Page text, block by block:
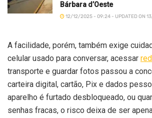
Bárbara d’Oeste
12/12/2025 - 09:24 - UPDATED ON
A facilidade, porém, também exige
celular usado para conversar, acessar
transporte e guardar fotos passou a
carteira digital, cartão, Pix e dados
aparelho é furtado desbloqueado, ou
senhas fracas, o risco deixa de ser